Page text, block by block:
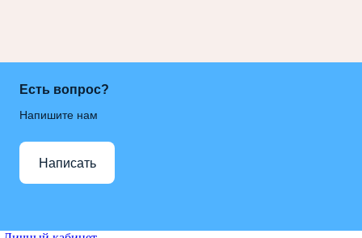
Есть вопрос?
Напишите нам
Написать